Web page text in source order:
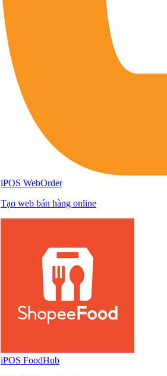
iPOS WebOrder
Tạo web bán hàng online
iPOS FoodHub